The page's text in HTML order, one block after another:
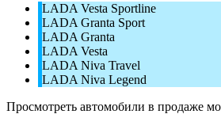
LADA Vesta Sportline
LADA Granta Sport
LADA Granta
LADA Vesta
LADA Niva Travel
LADA Niva Legend
Просмотреть автомобили в продаже